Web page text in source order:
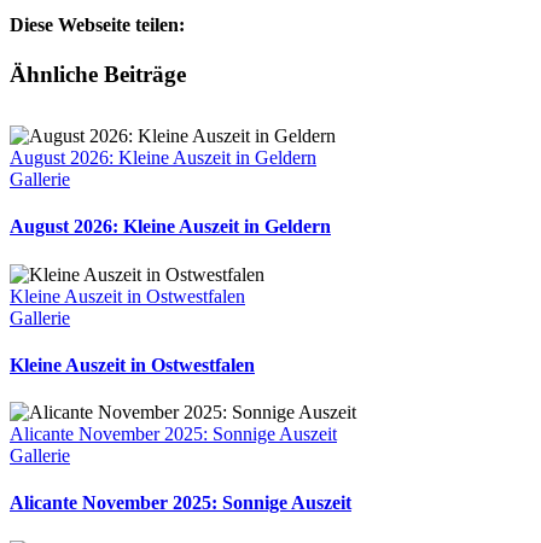
Diese Webseite teilen:
Facebook
E-
Ähnliche Beiträge
August 2026: Kleine Auszeit in Geldern
Gallerie
August 2026: Kleine Auszeit in Geldern
Kleine Auszeit in Ostwestfalen
Gallerie
Kleine Auszeit in Ostwestfalen
Alicante November 2025: Sonnige Auszeit
Gallerie
Alicante November 2025: Sonnige Auszeit